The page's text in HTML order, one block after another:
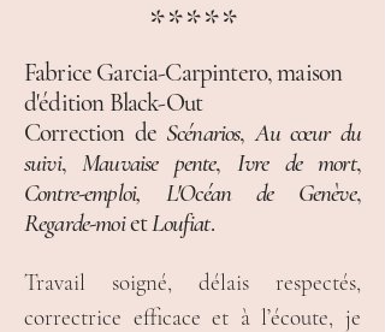
*****
Fabrice Garcia-Carpintero, maison
d'édition Black-Out
Correction de Scénarios,Au cœur du
suivi,Mauvaise pente, Ivre de mort,
Contre-emploi, L'Océan de Genève,
Regarde-moietLoufiat.
Travail soigné, délais respectés,
correctrice efficace et à l’écoute, je